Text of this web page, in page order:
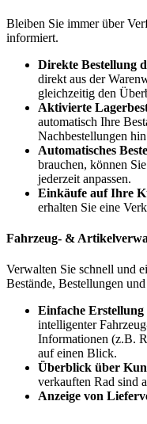
Bleiben Sie immer über
informiert.
Direkte Bestellung
direkt aus der
gleichzeitig den
Aktivierte
automatisch Ihre
Nachbestellungen
Automatisches
brauchen, können
jederzeit anpassen.
Einkäufe auf Ihre
erhalten Sie eine
Fahrzeug- &
Verwalten Sie schnell und
Bestände, Bestellungen
Einfache Erstellung
intelligenter
Informationen (z.B.
auf einen Blick.
Überblick über
verkauften Rad sind
Anzeige von